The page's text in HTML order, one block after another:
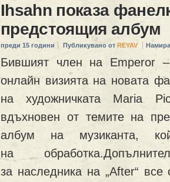
Ihsahn показа
предстоящия албум
преди 15 години Публикувано от REYAV
Бившият член на Emperor
онлайн визията на новата
на художничката Maria
вдъхновен от темите на
албум на музиканта,
на
за наследника на „After“